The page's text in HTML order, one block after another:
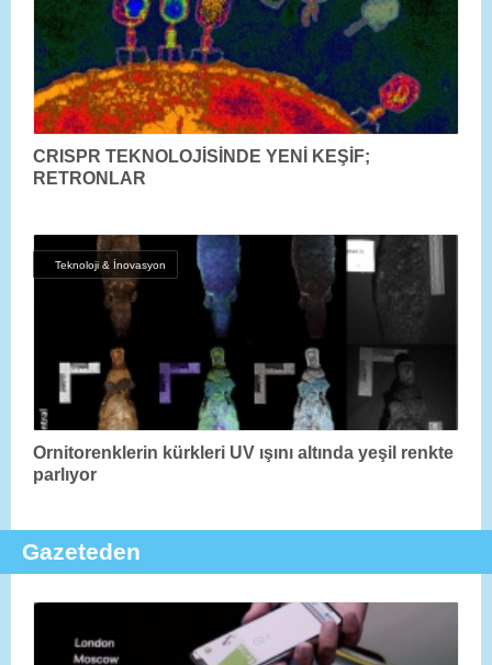
CRISPR TEKNOLOJİSİNDE YENİ KEŞİF;
RETRONLAR
Teknoloji & İnovasyon
Ornitorenklerin kürkleri UV ışını altında yeşil renkte
parlıyor
Gazeteden